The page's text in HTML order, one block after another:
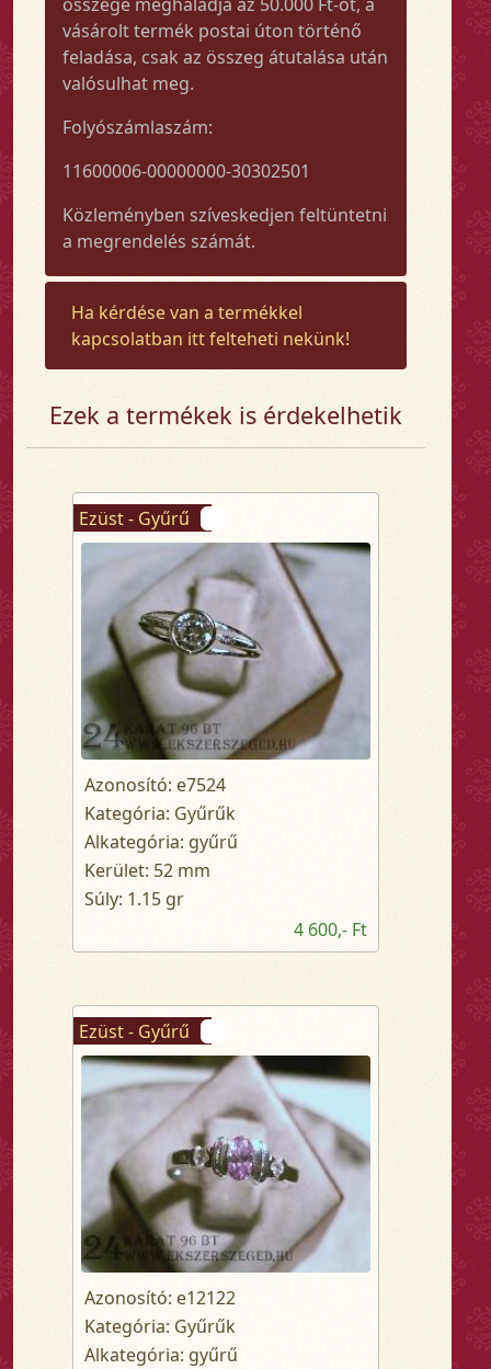
vásárolt termék postai úton történő
feladása, csak az összeg átutalása után
valósulhat meg.
Folyószámlaszám:
11600006-00000000-30302501
Közleményben szíveskedjen feltüntetni
a megrendelés számát.
Ha kérdése van a termékkel
kapcsolatban itt felteheti nekünk!
Ezek a termékek is érdekelhetik
Ezüst - Gyűrű
Azonosító: e7524
Kategória: Gyűrűk
Alkategória: gyűrű
Kerület: 52 mm
Súly: 1.15 gr
4 600,- Ft
Ezüst - Gyűrű
Azonosító: e12122
Kategória: Gyűrűk
Alkategória: gyűrű